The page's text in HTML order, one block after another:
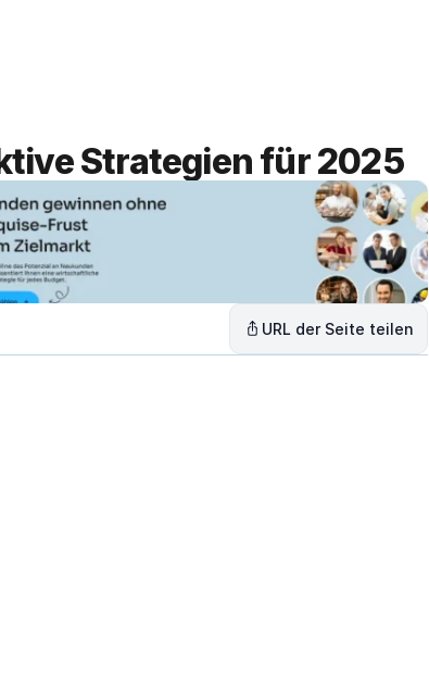
Strategien für 2025
URL der Seite teilen